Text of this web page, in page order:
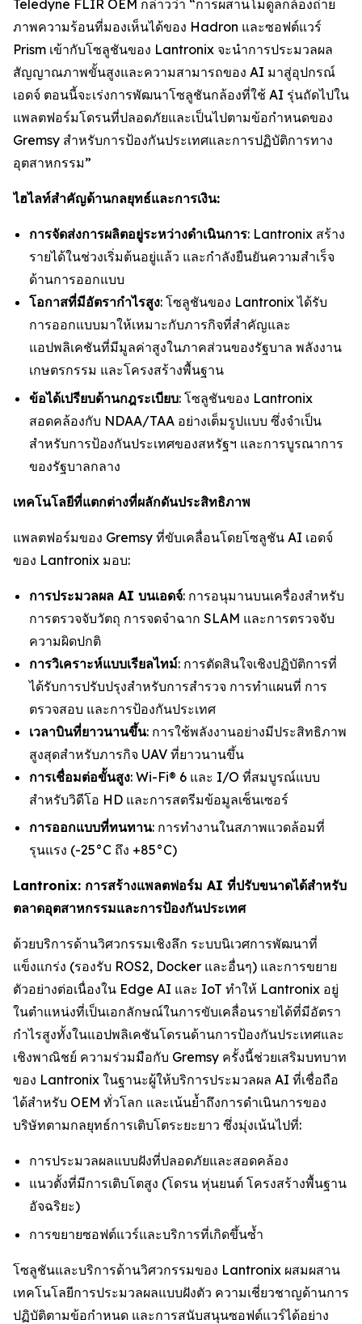
Teledyne FLIR OEM กล่าวว่า “การผสานโมดูลกล้องถ่าย
ภาพความร้อนที่มองเห็นได้ของ Hadron และซอฟต์แวร์
Prism เข้ากับโซลูชันของ Lantronix จะนำการประมวลผล
สัญญาณภาพขั้นสูงและความสามารถของ AI มาสู่อุปกรณ์
เอดจ์ ตอนนี้จะเร่งการพัฒนาโซลูชันกล้องที่ใช้ AI รุ่นถัดไปใน
แพลตฟอร์มโดรนที่ปลอดภัยและเป็นไปตามข้อกำหนดของ
Gremsy สำหรับการป้องกันประเทศและการปฏิบัติการทาง
อุตสาหกรรม”
ไฮไลท์สำคัญด้านกลยุทธ์และการเงิน:
การจัดส่งการผลิตอยู่ระหว่างดำเนินการ: Lantronix สร้าง
รายได้ในช่วงเริ่มต้นอยู่แล้ว และกำลังยืนยันความสำเร็จ
ด้านการออกแบบ
โอกาสที่มีอัตรากำไรสูง: โซลูชันของ Lantronix ได้รับ
การออกแบบมาให้เหมาะกับภารกิจที่สำคัญและ
แอปพลิเคชันที่มีมูลค่าสูงในภาคส่วนของรัฐบาล พลังงาน
เกษตรกรรม และโครงสร้างพื้นฐาน
ข้อได้เปรียบด้านกฎระเบียบ: โซลูชันของ Lantronix
สอดคล้องกับ NDAA/TAA อย่างเต็มรูปแบบ ซึ่งจำเป็น
สำหรับการป้องกันประเทศของสหรัฐฯ และการบูรณาการ
ของรัฐบาลกลาง
เทคโนโลยีที่แตกต่างที่ผลักดันประสิทธิภาพ
แพลตฟอร์มของ Gremsy ที่ขับเคลื่อนโดยโซลูชัน AI เอดจ์
ของ Lantronix มอบ:
การประมวลผล AI บนเอดจ์: การอนุมานบนเครื่องสำหรับ
การตรวจจับวัตถุ การจดจำฉาก SLAM และการตรวจจับ
ความผิดปกติ
การวิเคราะห์แบบเรียลไทม์: การตัดสินใจเชิงปฏิบัติการที่
ได้รับการปรับปรุงสำหรับการสำรวจ การทำแผนที่ การ
ตรวจสอบ และการป้องกันประเทศ
เวลาบินที่ยาวนานขึ้น: การใช้พลังงานอย่างมีประสิทธิภาพ
สูงสุดสำหรับภารกิจ UAV ที่ยาวนานขึ้น
การเชื่อมต่อขั้นสูง: Wi-Fi® 6 และ I/O ที่สมบูรณ์แบบ
สำหรับวิดีโอ HD และการสตรีมข้อมูลเซ็นเซอร์
การออกแบบที่ทนทาน: การทำงานในสภาพแวดล้อมที่
รุนแรง (-25°C ถึง +85°C)
Lantronix: การสร้างแพลตฟอร์ม AI ที่ปรับขนาดได้สำหรับ
ตลาดอุตสาหกรรมและการป้องกันประเทศ
ด้วยบริการด้านวิศวกรรมเชิงลึก ระบบนิเวศการพัฒนาที่
แข็งแกร่ง (รองรับ ROS2, Docker และอื่นๆ) และการขยาย
ตัวอย่างต่อเนื่องใน Edge AI และ IoT ทำให้ Lantronix อยู่
ในตำแหน่งที่เป็นเอกลักษณ์ในการขับเคลื่อนรายได้ที่มีอัตรา
กำไรสูงทั้งในแอปพลิเคชันโดรนด้านการป้องกันประเทศและ
เชิงพาณิชย์ ความร่วมมือกับ Gremsy ครั้งนี้ช่วยเสริมบทบาท
ของ Lantronix ในฐานะผู้ให้บริการประมวลผล AI ที่เชื่อถือ
ได้สำหรับ OEM ทั่วโลก และเน้นย้ำถึงการดำเนินการของ
บริษัทตามกลยุทธ์การเติบโตระยะยาว ซึ่งมุ่งเน้นไปที่:
การประมวลผลแบบฝังที่ปลอดภัยและสอดคล้อง
แนวตั้งที่มีการเติบโตสูง (โดรน หุ่นยนต์ โครงสร้างพื้นฐาน
อัจฉริยะ)
การขยายซอฟต์แวร์และบริการที่เกิดขึ้นซ้ำ
โซลูชันและบริการด้านวิศวกรรมของ Lantronix ผสมผสาน
เทคโนโลยีการประมวลผลแบบฝังตัว ความเชี่ยวชาญด้านการ
ปฏิบัติตามข้อกำหนด และการสนับสนุนซอฟต์แวร์ได้อย่าง